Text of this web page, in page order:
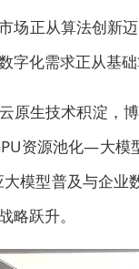
场正从算法创新
字化需求正从基
原生技术积淀，
资源池化—大
模型普及与企
略跃升。